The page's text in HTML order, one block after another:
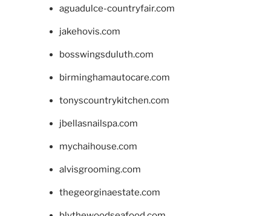
aguadulce-countryfair.com
jakehovis.com
bosswingsduluth.com
birminghamautocare.com
tonyscountrykitchen.com
jbellasnailspa.com
mychaihouse.com
alvisgrooming.com
thegeorginaestate.com